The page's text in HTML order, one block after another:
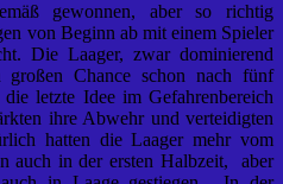
gewonnen, aber so richtig
von Beginn ab mit einem Spieler
Die Laager, zwar dominierend
Chance schon nach fünf
letzte Idee im Gefahrenbereich
ihre Abwehr und verteidigten
hatten die Laager mehr vom
auch in der ersten Halbzeit, aber